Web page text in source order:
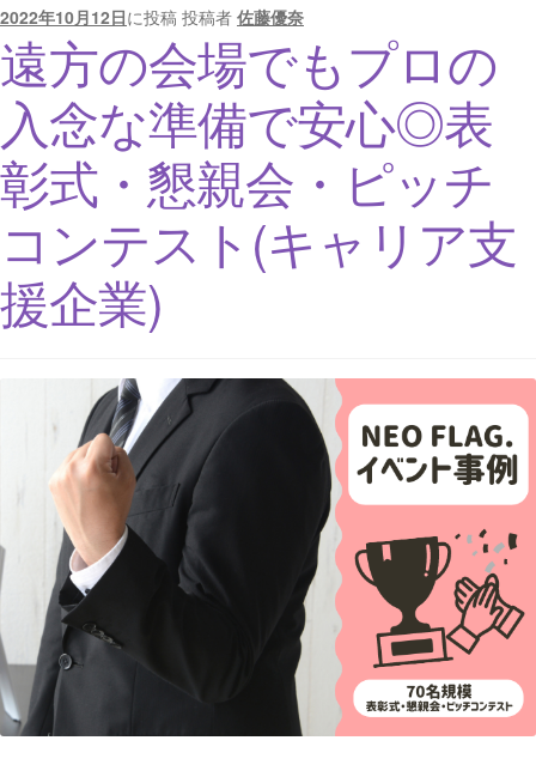
2022年10月12日に投稿 投稿者 佐藤優奈
遠方の会場でもプロの
入念な準備で安心◎表
彰式・懇親会・ピッチ
コンテスト(キャリア支
援企業)